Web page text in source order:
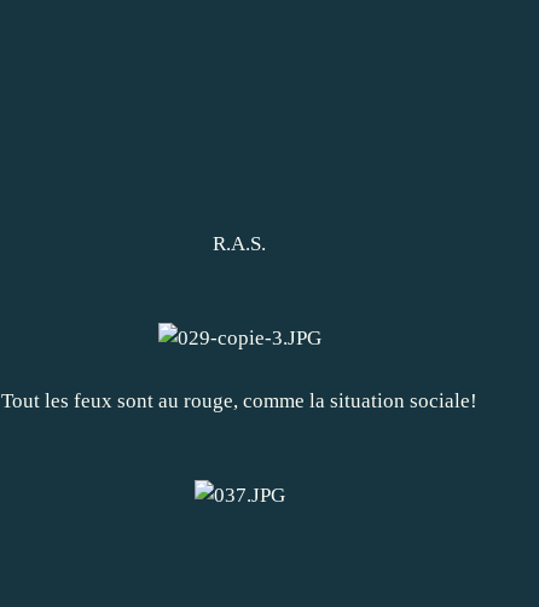
R.A.S.
Tout les feux sont au rouge, comme la situation sociale!